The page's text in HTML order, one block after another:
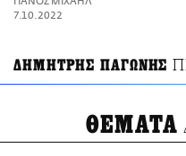
ΑΜΠΑ
7.10.2022
ΔΗΜΗΤΡΗΣ ΠΑΓΩΝΗΣ
ΘΕΜΑΤΑ